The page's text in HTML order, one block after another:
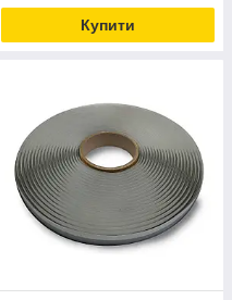
Купити